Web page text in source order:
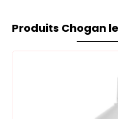
Produits Chogan